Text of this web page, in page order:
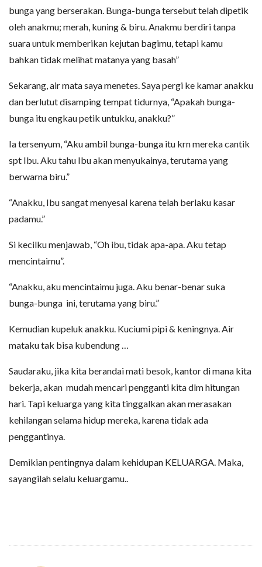
bunga yang berserakan. Bunga-bunga tersebut telah dipetik
oleh anakmu; merah, kuning & biru. Anakmu berdiri tanpa
suara untuk memberikan kejutan bagimu, tetapi kamu
bahkan tidak melihat matanya yang basah”
Sekarang, air mata saya menetes. Saya pergi ke kamar anakku
dan berlutut disamping tempat tidurnya, “Apakah bunga-
bunga itu engkau petik untukku, anakku?”
Ia tersenyum, “Aku ambil bunga-bunga itu krn mereka cantik
spt Ibu. Aku tahu Ibu akan menyukainya, terutama yang
berwarna biru.”
“Anakku, Ibu sangat menyesal karena telah berlaku kasar
padamu.”
Si kecilku menjawab, “Oh ibu, tidak apa-apa. Aku tetap
mencintaimu”.
“Anakku, aku mencintaimu juga. Aku benar-benar suka
bunga-bunga ini, terutama yang biru.”
Kemudian kupeluk anakku. Kuciumi pipi & keningnya. Air
mataku tak bisa kubendung …
Saudaraku, jika kita berandai mati besok, kantor di mana kita
bekerja, akan mudah mencari pengganti kita dlm hitungan
hari. Tapi keluarga yang kita tinggalkan akan merasakan
kehilangan selama hidup mereka, karena tidak ada
penggantinya.
Demikian pentingnya dalam kehidupan KELUARGA. Maka,
sayangilah selalu keluargamu..